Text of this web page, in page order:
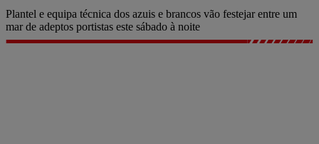
Plantel e equipa técnica dos azuis e brancos vão festejar entre um
mar de adeptos portistas este sábado à noite